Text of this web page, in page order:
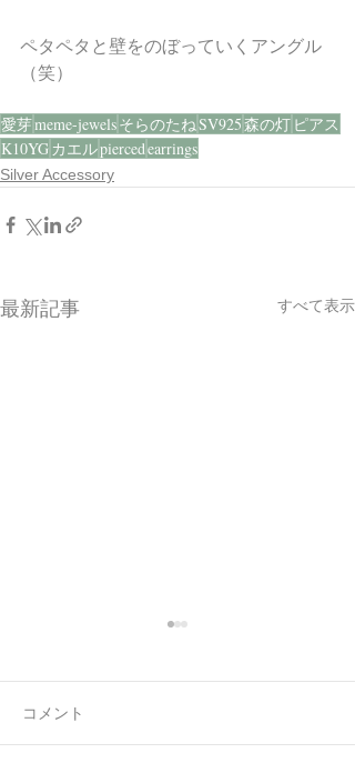
ペタペタと壁をのぼっていくアングル
（笑）
愛芽meme-jewelsそらのたねSV925森の灯 ピアス
K10YG カエルpiercedearrings
Silver Accessory
最新記事 すべて表示
コメント